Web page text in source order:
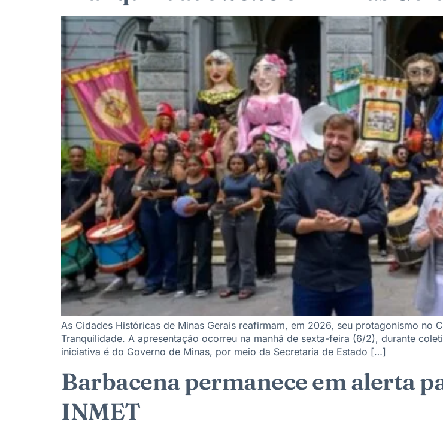
As Cidades Históricas de Minas Gerais reafirmam, em 2026, seu protagonismo no
Tranquilidade. A apresentação ocorreu na manhã de sexta-feira (6/2), durante
iniciativa é do Governo de Minas, por meio da Secretaria de Estado […]
Barbacena permanece em alerta
INMET